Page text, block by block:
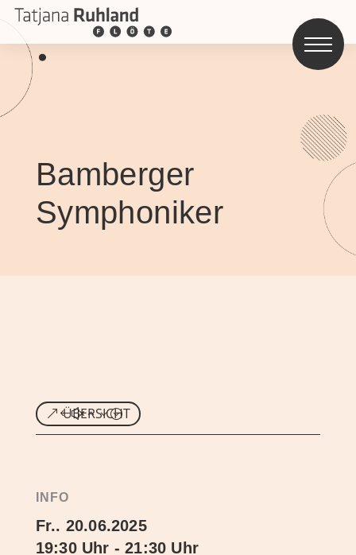
Bamberger
Symphoniker
ÜBERSICHT
INFO
Fr.. 20.06.2025
19:30 Uhr - 21:30 Uhr